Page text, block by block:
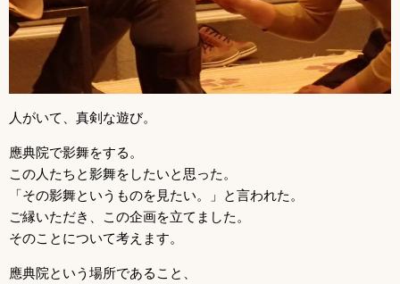
人がいて、真剣な遊び。
應典院で影舞をする。
この人たちと影舞をしたいと思った。
「その影舞というものを見たい。」と言われた。
ご縁いただき、この企画を立てました。
そのことについて考えます。
應典院という場所であること、